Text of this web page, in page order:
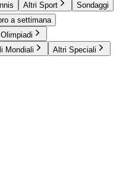
Altri Sport
Sondaggi
a settimana
Mondiali Altri Speciali